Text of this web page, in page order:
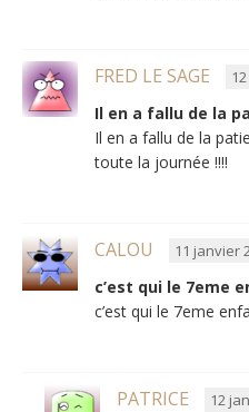
FRED LE SAGE
Il en a fallu de la
Il en a fallu de la
toute la journée !!!!
CALOU 11 janvier
c’est qui le 7eme
c’est qui le 7eme
PATRICE 12